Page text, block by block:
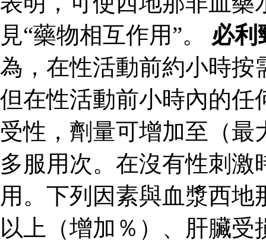
見“藥物相互作用”。 必利
為，在性活動前約小時按
但在性活動前小時內的任
受性，劑量可增加至（
多服用次。在沒有性刺
用。下列因素與血漿西
以上（增加％）、肝臟